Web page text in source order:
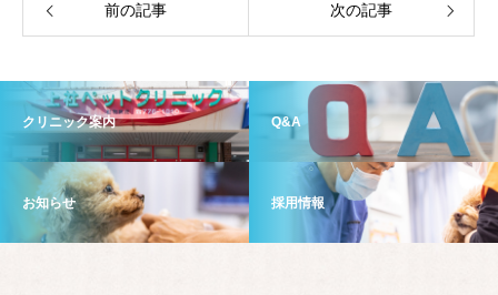
前の記事 次の記事
クリニック案内 Q&A
お知らせ 採用情報